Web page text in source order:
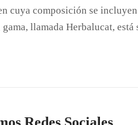
cuya composición se
llamada Herbalucat,